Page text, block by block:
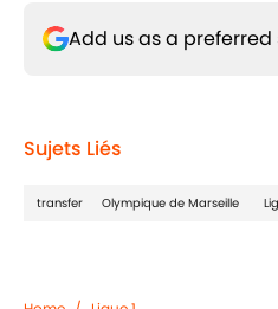
Add us as a preferred
Sujets Liés
transfer Olympique de Marseille